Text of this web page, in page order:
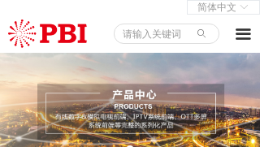
ꄙ 끀
首页
产品中心
解决方案
新闻中心
ꀅ
简体中文